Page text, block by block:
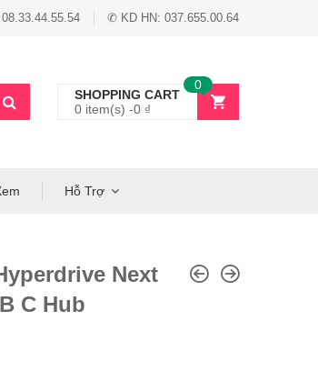
✆ KD HN: 037.655.00.64
SHOPPING CART
0 item(s) -0 ₫
0
Hỗ Trợ
Next
C Hub